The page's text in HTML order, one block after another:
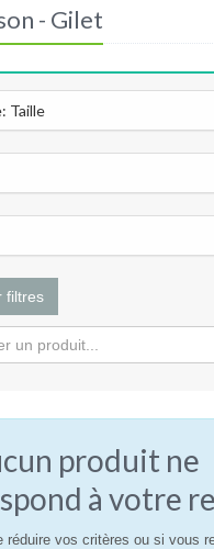
- Gilet
Taille
filtres
produit ne
à votre
réduire vos critères ou si vous